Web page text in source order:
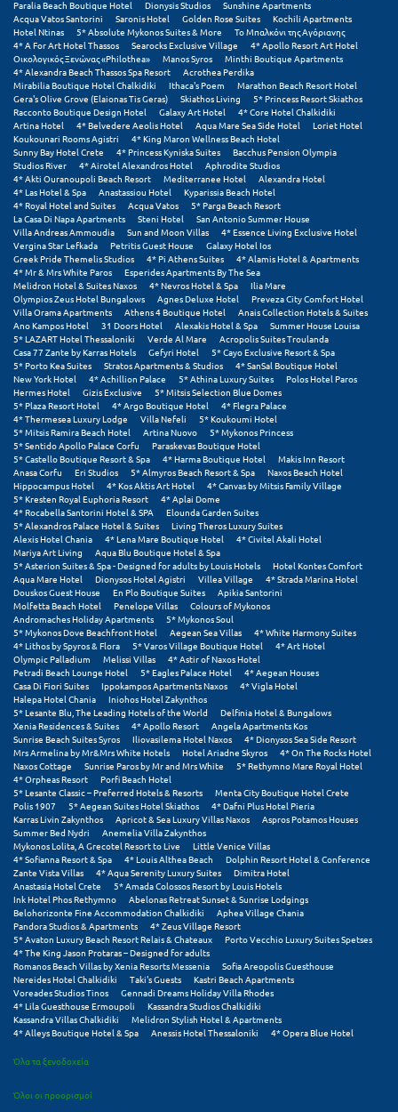
Πύλος
Πύργος
Ρ
Ρέθυμνο
Ρίο
Ρόδος
Σ
Σαλαμίνα
Σαμοθράκη
Σάμος
Σαντορίνη
Σέριφος
Σέρρες
Σιθωνία
Σίκινος
Σίφνος
Σκαφιδιά Ηλείας
Σκιάθος
Σκόπελος
Σκύρος
Σούνιο
Σπάρτη
Σπέτσες
Σποράδες
Σύβοτα
Σύμη
Σύρος
Σχοινούσα
Τ
Paralia Beach Boutique Hotel
Dionysis Studios
Sunshine Apartments
Acqua Vatos Santorini
Saronis Hotel Golden Rose Suites
Kochili Apartments
Hotel Ntinas
5* Absolute Mykonos Suites & More
Το Μπαλκόνι της Αγόριανης
4* A For Art Hotel Thassos
Searocks Exclusive Village
4* Apollo Resort Art Hotel
Οικολογικός Ξενώνας «Philothea»
Manos Syros
Minthi Boutique Apartments
4* Alexandra Beach Thassos Spa Resort
Acrothea Perdika
Mirabilia Boutique Hotel Chalkidiki
Ithaca's Poem
Marathon Beach Resort Hotel
Gera's Olive Grove (Elaionas Tis Geras)
Skiathos Living
5* Princess Resort Skiathos
Racconto Boutique Design Hotel
Galaxy Art Hotel
4* Core Hotel Chalkidiki
Artina Hotel
4* Belvedere Aeolis Hotel Aqua Mare Sea Side Hotel
Loriet Hotel
Koukounari Rooms Agistri
4* King Maron Wellness Beach Hotel
Sunny Bay Hotel Crete
4* Princess Kyniska Suites
Bacchus Pension Olympia
Studios River
4* Airotel Alexandros Hotel
Aphrodite Studios
4* Akti Ouranoupoli Beach Resort
Mediterranee Hotel
Alexandra Hotel
4* Las Hotel & Spa
Anastassiou Hotel
Kyparissia Beach Hotel
4* Royal Hotel and Suites
Acqua Vatos
5* Parga Beach Resort
La Casa Di Napa Apartments
Steni Hotel
San Antonio Summer House
Villa Andreas Ammoudia
Sun and Moon Villas
4* Essence Living Exclusive Hotel
Vergina Star Lefkada
Petritis Guest House
Galaxy Hotel Ios
Greek Pride Themelis Studios
4* Pi Athens Suites
4* Alamis Hotel & Apartments
4* Mr & Mrs White Paros
Esperides Apartments By The Sea
Melidron Hotel & Suites Naxos
4* Nevros Hotel & Spa
Ilia Mare
Olympios Zeus Hotel Bungalows
Agnes Deluxe Hotel
Preveza City Comfort Hotel
Villa Orama Apartments
Athens 4 Boutique Hotel
Anais Collection Hotels & Suites
Ano Kampos Hotel
31 Doors Hotel Alexakis Hotel & Spa
Summer House Louisa
5* LAZART Hotel Thessaloniki
Verde Al Mare
Acropolis Suites Troulanda
Casa 77 Zante by Karras Hotels
Gefyri Hotel
5* Cayo Exclusive Resort & Spa
5* Porto Kea Suites
Stratos Apartments & Studios
4* SanSal Boutique Hotel
New York Hotel
4* Achillion Palace 5* Athina Luxury Suites
Polos Hotel Paros
Hermes Hotel
Gizis Exclusive
5* Mitsis Selection Blue Domes
5* Plaza Resort Hotel
4* Argo Boutique Hotel
4* Flegra Palace
4* Thermesea Luxury Lodge
Villa Nefeli
5* Koukoumi Hotel
5* Mitsis Ramira Beach Hotel
Artina Nuovo
5* Mykonos Princess
5* Sentido Apollo Palace Corfu
Paraskevas Boutique Hotel
5* Castello Boutique Resort & Spa
4* Harma Boutique Hotel
Makis Inn Resort
Anasa Corfu
Eri Studios 5* Almyros Beach Resort & Spa
Naxos Beach Hotel
Hippocampus Hotel
4* Kos Aktis Art Hotel
4* Canvas by Mitsis Family Village
5* Kresten Royal Euphoria Resort
4* Aplai Dome
4* Rocabella Santorini Hotel & SPA
Elounda Garden Suites
5* Alexandros Palace Hotel & Suites
Living Theros Luxury Suites
Alexis Hotel Chania
4* Lena Mare Boutique Hotel
4* Civitel Akali Hotel
Mariya Art Living
Aqua Blu Boutique Hotel & Spa
5* Asterion Suites & Spa - Designed for adults by Louis Hotels
Hotel Kontes Comfort
Aqua Mare Hotel
Dionysos Hotel Agistri Villea Village
4* Strada Marina Hotel
Douskos Guest House
En Plo Boutique Suites
Apikia Santorini
Molfetta Beach Hotel
Penelope Villas
Colours of Mykonos
Andromaches Holiday Apartments
5* Mykonos Soul
5* Mykonos Dove Beachfront Hotel
Aegean Sea Villas
4* White Harmony Suites
4* Lithos by Spyros & Flora
5* Varos Village Boutique Hotel
4* Art Hotel
Olympic Palladium
Melissi Villas
4* Astir of Naxos Hotel
Petradi Beach Lounge Hotel
5* Eagles Palace Hotel
4* Aegean Houses
Casa Di Fiori Suites
Ippokampos Apartments Naxos
4* Vigla Hotel
Halepa Hotel Chania
Iniohos Hotel Zakynthos
5* Lesante Blu, The Leading Hotels of the World
Delfinia Hotel & Bungalows
Xenia Residences & Suites
4* Apollo Resort
Angela Apartments Kos
Sunrise Beach Suites Syros
Iliovasilema Hotel Naxos
4* Dionysos Sea Side Resort
Mrs Armelina by Mr&Mrs White Hotels
Hotel Ariadne Skyros
4* On The Rocks Hotel
Naxos Cottage
Sunrise Paros by Mr and Mrs White
5* Rethymno Mare Royal Hotel
4* Orpheas Resort
Porfi Beach Hotel
5* Lesante Classic – Preferred Hotels & Resorts
Menta City Boutique Hotel Crete
Polis 1907
5* Aegean Suites Hotel Skiathos
4* Dafni Plus Hotel Pieria
Karras Livin Zakynthos
Apricot & Sea Luxury Villas Naxos
Aspros Potamos Houses
Summer Bed Nydri
Anemelia Villa Zakynthos
Mykonos Lolita, A Grecotel Resort to Live
Little Venice Villas
4* Sofianna Resort & Spa
4* Louis Althea Beach
Dolphin Resort Hotel & Conference
Zante Vista Villas
4* Aqua Serenity Luxury Suites
Dimitra Hotel
Anastasia Hotel Crete
5* Amada Colossos Resort by Louis Hotels
Ink Hotel Phos Rethymno
Abelonas Retreat Sunset & Sunrise Lodgings
Belohorizonte Fine Accommodation Chalkidiki
Aphea Village Chania
Pandora Studios & Apartments
4* Zeus Village Resort
5* Avaton Luxury Beach Resort Relais & Chateaux
Porto Vecchio Luxury Suites Spetses
4* The King Jason Protaras – Designed for adults
Romanos Beach Villas by Xenia Resorts Messenia
Sofia Areopolis Guesthouse
Nereides Hotel Chalkidiki
Taki's Guests
Kastri Beach Apartments
Voreades Studios Tinos
Gennadi Dreams Holiday Villa Rhodes
4* Lila Guesthouse Ermoupoli
Kassandra Studios Chalkidiki
Kassandra Villas Chalkidiki
Melidron Stylish Hotel & Apartments
4* Alleys Boutique Hotel & Spa
Anessis Hotel Thessaloniki 4* Opera Blue Hotel
Όλα τα ξενοδοχεία
Όλοι οι προορισμοί